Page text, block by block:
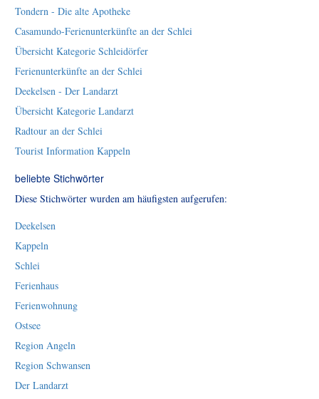
Tondern - Die alte Apotheke
Casamundo-Ferienunterkünfte an der Schlei
Übersicht Kategorie Schleidörfer
Ferienunterkünfte an der Schlei
Deekelsen - Der Landarzt
Übersicht Kategorie Landarzt
Radtour an der Schlei
Tourist Information Kappeln
beliebte Stichwörter
Diese Stichwörter wurden am häufigsten aufgerufen:
Deekelsen
Kappeln
Schlei
Ferienhaus
Ferienwohnung
Ostsee
Region Angeln
Region Schwansen
Der Landarzt